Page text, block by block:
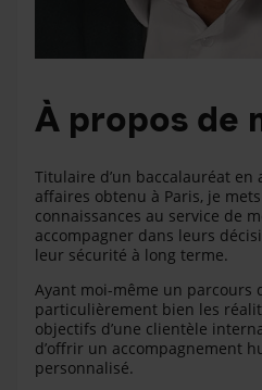
À propos de
Titulaire d’un baccalauréat
affaires obtenu à Paris, je
connaissances au service de
accompagner dans leurs
leur sécurité à long terme.
Ayant moi-même un parcours
particulièrement bien les
objectifs d’une clientèle
d’offrir un accompagnement
personnalisé.